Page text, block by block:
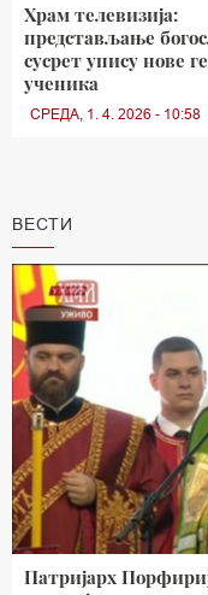
Храм телевизија:
представљање
сусрет упису нове
ученика
СРЕДА, 1. 4. 2026 - 10:58
ВЕСТИ
Патријарх